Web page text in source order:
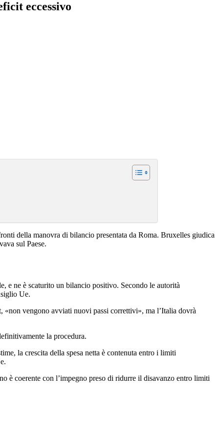
eccessivo
della manovra di bilancio presentata da Roma. Bruxelles giudica
sul Paese.
e ne è scaturito un bilancio positivo. Secondo le autorità
Ue.
«non vengono avviati nuovi passi correttivi», ma l’Italia dovrà
la procedura.
la crescita della spesa netta è contenuta entro i limiti
è coerente con l’impegno preso di ridurre il disavanzo entro limiti